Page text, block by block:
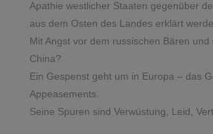
Apathie westlicher Staaten gegenüber
aus dem Osten des Landes erklärt
Mit Angst vor dem russischen Bären und
China?
Ein Gespenst geht um in Europa – das
Appeasements.
Seine Spuren sind Verwüstung, Leid,